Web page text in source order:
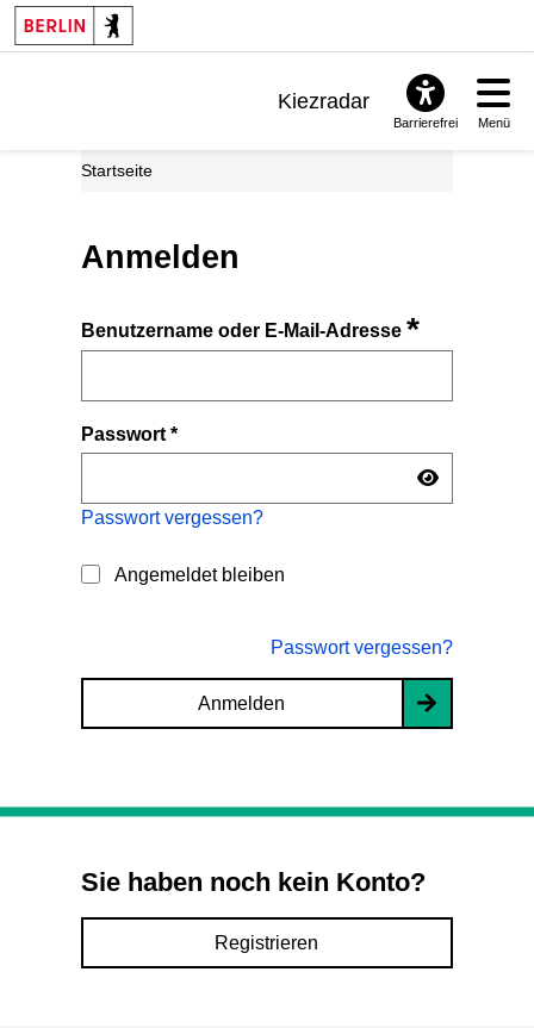
Kiezradar
Barrierefrei Menü
Startseite
Anmelden
Benutzername oder E-Mail-Adresse*
Passwort*
Passwort vergessen?
Angemeldet bleiben
Passwort vergessen?
Anmelden
Sie haben noch kein Konto?
Registrieren